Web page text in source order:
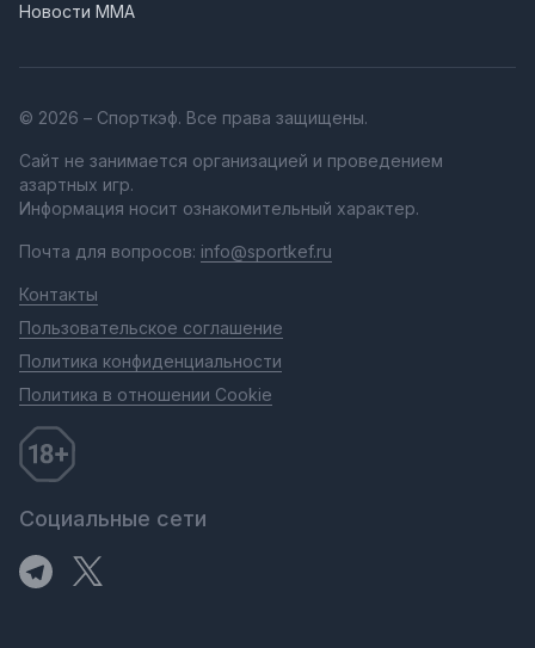
Новости MMA
© 2026 – Спорткэф. Все права защищены.
Сайт не занимается организацией и проведением
азартных игр.
Информация носит ознакомительный характер.
Почта для вопросов: info@sportkef.ru
Контакты
Пользовательское соглашение
Политика конфиденциальности
Политика в отношении Cookie
Социальные сети